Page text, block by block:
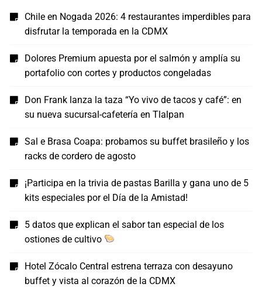
Chile en Nogada 2026: 4 restaurantes imperdibles para
disfrutar la temporada en la CDMX
Dolores Premium apuesta por el salmón y amplía su
portafolio con cortes y productos congeladas
Don Frank lanza la taza “Yo vivo de tacos y café”: en
su nueva sucursal-cafetería en Tlalpan
Sal e Brasa Coapa: probamos su buffet brasileño y los
racks de cordero de agosto
¡Participa en la trivia de pastas Barilla y gana uno de 5
kits especiales por el Día de la Amistad!
5 datos que explican el sabor tan especial de los
ostiones de cultivo
Hotel Zócalo Central estrena terraza con desayuno
buffet y vista al corazón de la CDMX